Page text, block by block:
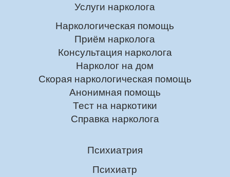
Услуги нарколога
Наркологическая помощь
Приём нарколога
Консультация нарколога
Нарколог на дом
Скорая наркологическая помощь
Анонимная помощь
Тест на наркотики
Справка нарколога
Психиатрия
Психиатр